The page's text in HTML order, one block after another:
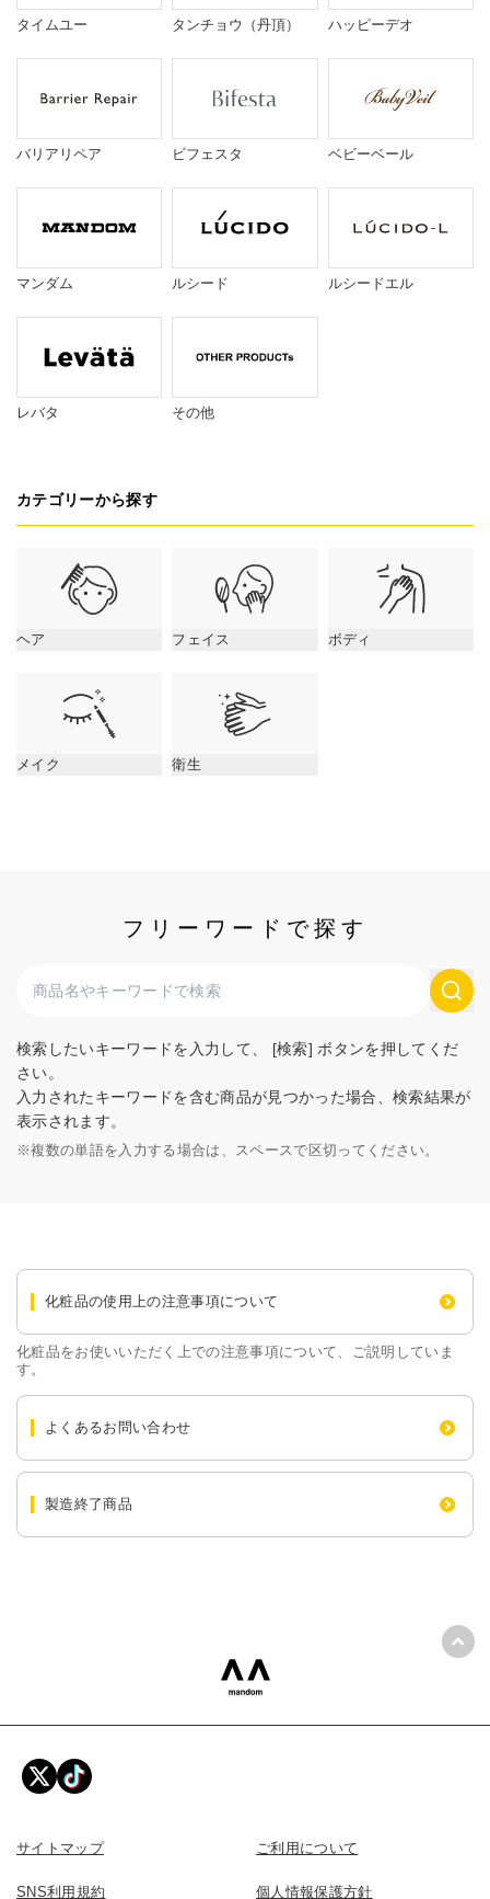
タイムユー タンチョウ（丹頂） ハッピーデオ
バリアリペア ビフェスタ ベビーベール
マンダム ルシード ルシードエル
レバタ その他
カテゴリーから探す
ヘア フェイス ボディ
メイク 衛生
フリーワードで探す
検索したいキーワードを入力して、 [検索] ボタンを押してくだ
さい。
入力されたキーワードを含む商品が見つかった場合、検索結果が
表示されます。
※複数の単語を入力する場合は、スペースで区切ってください。
化粧品の使用上の注意事項について
化粧品をお使いいただく上での注意事項について、ご説明していま
す。
よくあるお問い合わせ
製造終了商品
ペ
サイトマップ ご利用について
SNS利用規約 個人情報保護方針